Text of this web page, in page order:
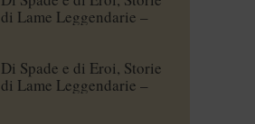
di Lame Leggendarie –
Di Spade e di Eroi, Storie
di Lame Leggendarie –